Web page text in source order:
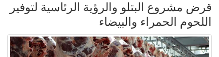
قرض مشروع البتلو والرؤية الرئاسية لتوفير
اللحوم الحمراء والبيضاء